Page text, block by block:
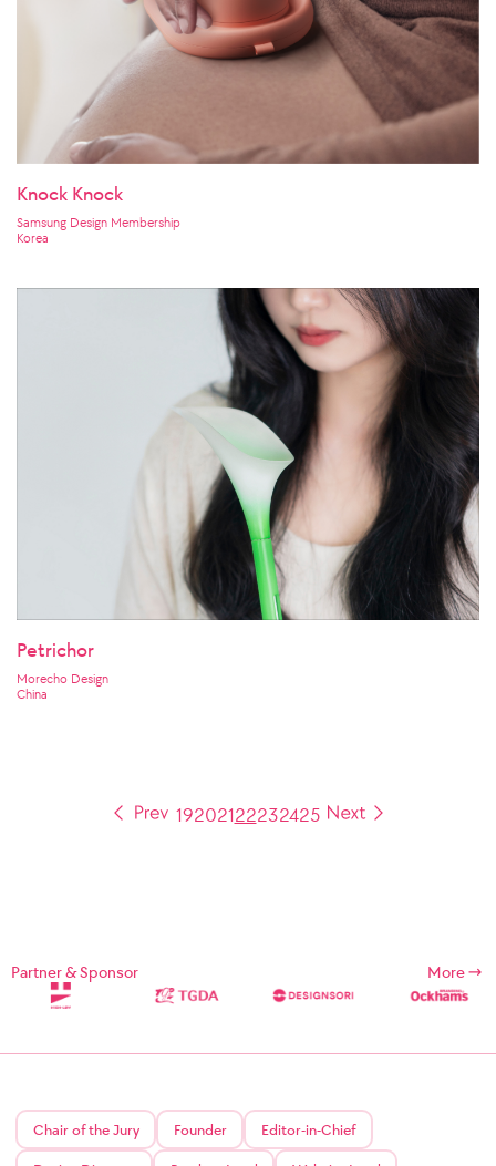
Knock Knock
Samsung Design Membership
Korea
Petrichor
Morecho Design
China
19202122232425
Partner & Sponsor More
Chair of the Jury Founder Editor-in-Chief